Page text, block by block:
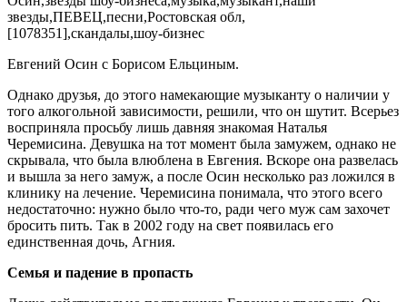
Евгений Осин с Борисом Ельциным.
Однако друзья, до этого намекающие музыканту о наличии у
того алкогольной зависимости, решили, что он шутит. Всерьез
восприняла просьбу лишь давняя знакомая Наталья
Черемисина. Девушка на тот момент была замужем, однако не
скрывала, что была влюблена в Евгения. Вскоре она развелась
и вышла за него замуж, а после Осин несколько раз ложился в
клинику на лечение. Черемисина понимала, что этого всего
недостаточно: нужно было что-то, ради чего муж сам захочет
бросить пить. Так в 2002 году на свет появилась его
единственная дочь, Агния.
Семья и падение в пропасть